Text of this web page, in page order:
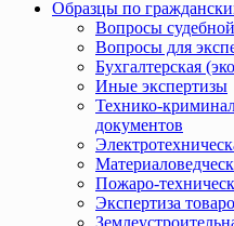
Образцы по
Вопросы
Вопросы для
Бухгалтерская
Иные экспертизы
Технико-
документов
Пожаро-
Экспертиза